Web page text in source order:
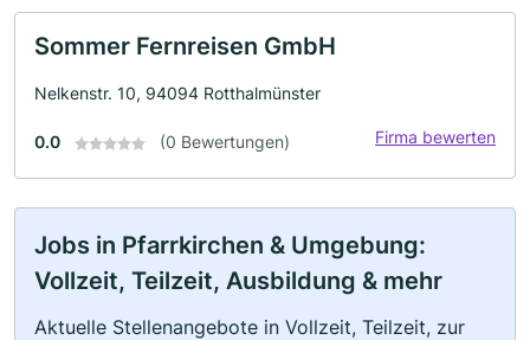
Sommer Fernreisen GmbH
Nelkenstr. 10, 94094 Rotthalmünster
0.0 (0 Bewertungen) Firma bewerten
Jobs in Pfarrkirchen & Umgebung:
Vollzeit, Teilzeit, Ausbildung & mehr
Aktuelle Stellenangebote in Vollzeit, Teilzeit, zur